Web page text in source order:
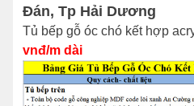
Đán, Tp Hải Dương
Tủ bếp gỗ óc chó kết hợp
vnđ/m dài